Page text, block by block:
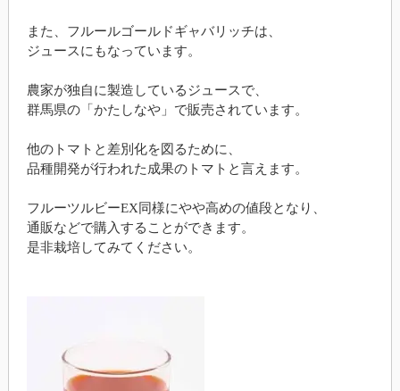
また、フルールゴールドギャバリッチは、
ジュースにもなっています。
農家が独自に製造しているジュースで、
群馬県の「かたしなや」で販売されています。
他のトマトと差別化を図るために、
品種開発が行われた成果のトマトと言えます。
フルーツルビーEX同様にやや高めの値段となり、
通販などで購入することができます。
是非栽培してみてください。